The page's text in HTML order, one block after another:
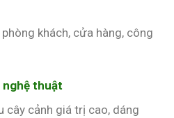
khách, cửa hàng, công
nghệ thuật
cây cảnh giá trị cao, dáng